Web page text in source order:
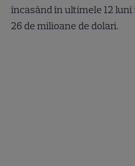
încasând în ultimele 12
26 de milioane de dolari.